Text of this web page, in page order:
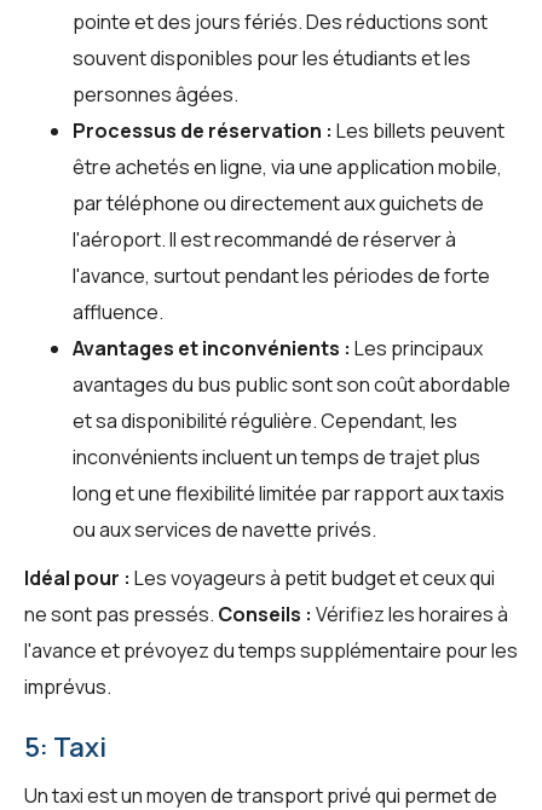
pointe et des jours fériés. Des réductions sont
souvent disponibles pour les étudiants et les
personnes âgées.
Processus de réservation : Les billets peuvent
être achetés en ligne, via une application mobile,
par téléphone ou directement aux guichets de
l'aéroport. Il est recommandé de réserver à
l'avance, surtout pendant les périodes de forte
affluence.
Avantages et inconvénients : Les principaux
avantages du bus public sont son coût abordable
et sa disponibilité régulière. Cependant, les
inconvénients incluent un temps de trajet plus
long et une flexibilité limitée par rapport aux taxis
ou aux services de navette privés.
Idéal pour : Les voyageurs à petit budget et ceux qui
ne sont pas pressés. Conseils : Vérifiez les horaires à
l'avance et prévoyez du temps supplémentaire pour les
imprévus.
5: Taxi
Un taxi est un moyen de transport privé qui permet de